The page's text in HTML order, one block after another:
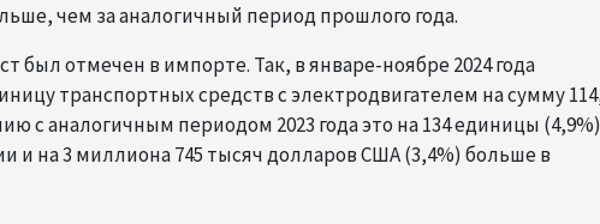
чем за аналогичный период прошлого года.
был отмечен в импорте. Так, в январе-ноябре 2024 года
транспортных средств с электродвигателем на сумму
с аналогичным периодом 2023 года это на 134 единицы (4,9%)
и на 3 миллиона 745 тысяч долларов США (3,4%) больше в